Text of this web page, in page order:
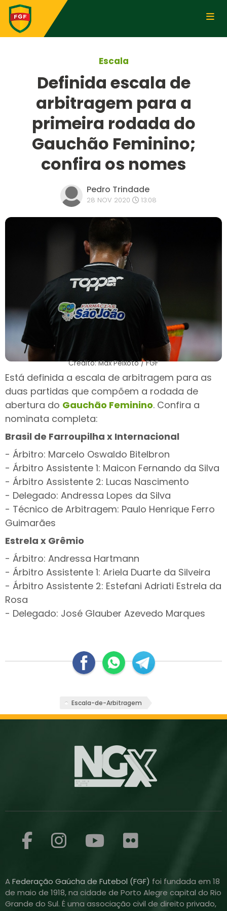
Escala
Definida escala de
arbitragem para a
primeira rodada do
Gauchão Feminino;
confira os nomes
Pedro Trindade
28 NOV 2020 13:08
Crédito: Max Peixoto / FGF
Está definida a escala de arbitragem para as
duas partidas que compõem a rodada de
abertura do Gauchão Feminino. Confira a
nominata completa:
Brasil de Farroupilha x Internacional
- Árbitro: Marcelo Oswaldo Bitelbron
- Árbitro Assistente 1: Maicon Fernando da Silva
- Árbitro Assistente 2: Lucas Nascimento
- Delegado: Andressa Lopes da Silva
- Técnico de Arbitragem: Paulo Henrique Ferro
Guimarães
Estrela x Grêmio
- Árbitro: Andressa Hartmann
- Árbitro Assistente 1: Ariela Duarte da Silveira
- Árbitro Assistente 2: Estefani Adriati Estrela da
Rosa
- Delegado: José Glauber Azevedo Marques
Escala-de-Arbitragem
AFederação Gaúcha de Futebol (FGF) foi fundada em 18
de maio de 1918, na cidade de Porto Alegre capital do Rio
Grande do Sul. É uma associação civil de direito privado,